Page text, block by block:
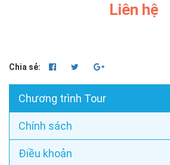
Liên hệ
Chia sẻ:
Chương trình Tour
Chính sách
Điều khoản